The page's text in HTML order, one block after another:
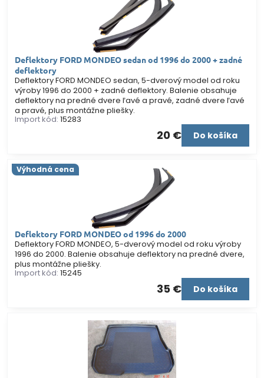
Deflektory FORD MONDEO sedan od 1996 do 2000 + zadné
deflektory
Deflektory FORD MONDEO sedan, 5-dverový model od roku
výroby 1996 do 2000 + zadné deflektory. Balenie obsahuje
deflektory na predné dvere ľavé a pravé, zadné dvere ľavé
a pravé, plus montážne pliešky.
Import kód: 15283
20 € Do košíka
Deflektory FORD MONDEO od 1996 do 2000
Výhodná cena
Deflektory FORD MONDEO, 5-dverový model od roku výroby
1996 do 2000. Balenie obsahuje deflektory na predné dvere,
plus montážne pliešky.
Import kód: 15245
35 € Do košíka